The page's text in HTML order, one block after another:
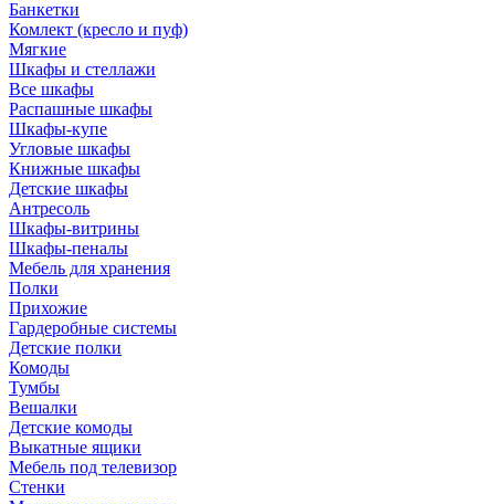
Банкетки
Комлект (кресло и пуф)
Мягкие
Шкафы и стеллажи
Все шкафы
Распашные шкафы
Шкафы-купе
Угловые шкафы
Книжные шкафы
Детские шкафы
Антресоль
Шкафы-витрины
Шкафы-пеналы
Мебель для хранения
Полки
Прихожие
Гардеробные системы
Детские полки
Комоды
Тумбы
Вешалки
Детские комоды
Выкатные ящики
Мебель под телевизор
Стенки